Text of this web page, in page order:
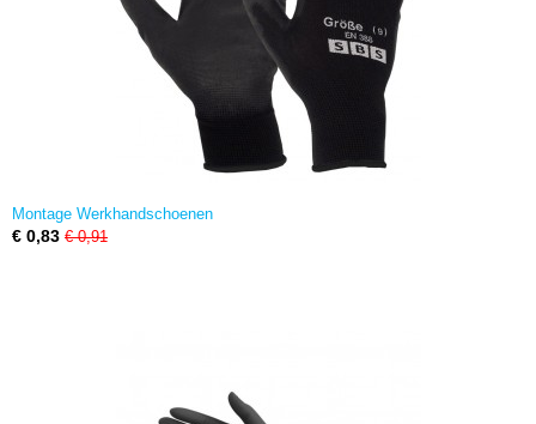
Montage Werkhandschoenen
€ 0,83 € 0,91